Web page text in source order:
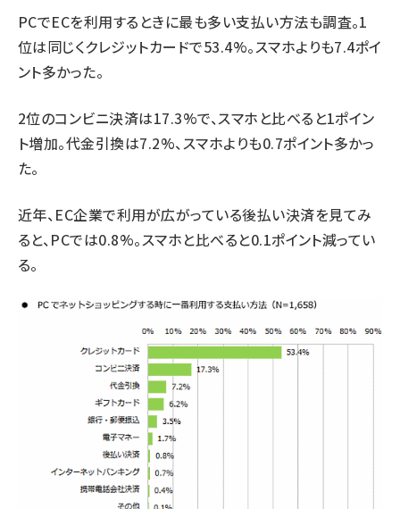
PCでECを利用するときに最も多い支払い方法も調査。1
位は同じくクレジットカードで53.4%。スマホよりも7.4ポイ
ント多かった。
2位のコンビニ決済は17.3%で、スマホと比べると1ポイン
ト増加。代金引換は7.2%、スマホよりも0.7ポイント多かっ
た。
近年、EC企業で利用が広がっている後払い決済を見てみ
ると、PCでは0.8%。スマホと比べると0.1ポイント減ってい
る。